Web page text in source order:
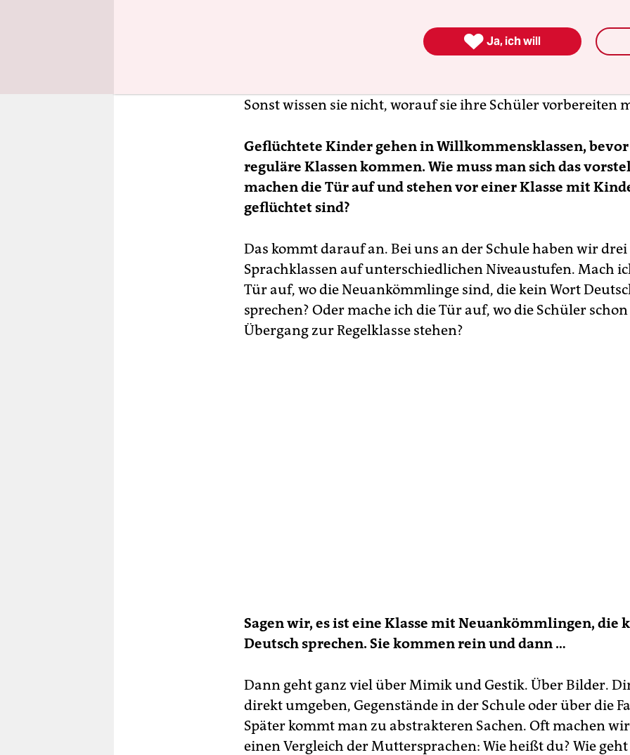
nur auf eine Willkommensklasse. Aber da fängt es an: Weil
fehlen, werden neue Kollegen eingestellt, die nur in diesen
Sonst wissen sie nicht, worauf sie ihre Schüler vorbereiten
Geflüchtete Kinder gehen in Willkommensklassen,
reguläre Klassen kommen. Wie muss man sich das
machen die Tür auf und stehen vor einer Klasse mit
geflüchtet sind?
Das kommt darauf an. Bei uns an der Schule haben wir drei
Sprachklassen auf unterschiedlichen Niveaustufen. Mach
Tür auf, wo die Neuankömmlinge sind, die kein Wort
sprechen? Oder mache ich die Tür auf, wo die Schüler
Übergang zur Regelklasse stehen?
Sagen wir, es ist eine Klasse mit Neuankömmlingen, die
Deutsch sprechen. Sie kommen rein und dann …
Dann geht ganz viel über Mimik und Gestik. Über Bilder.
direkt umgeben, Gegenstände in der Schule oder über die
Später kommt man zu abstrakteren Sachen. Oft machen
einen Vergleich der Muttersprachen: Wie heißt du? Wie geht
 Ja, ich will